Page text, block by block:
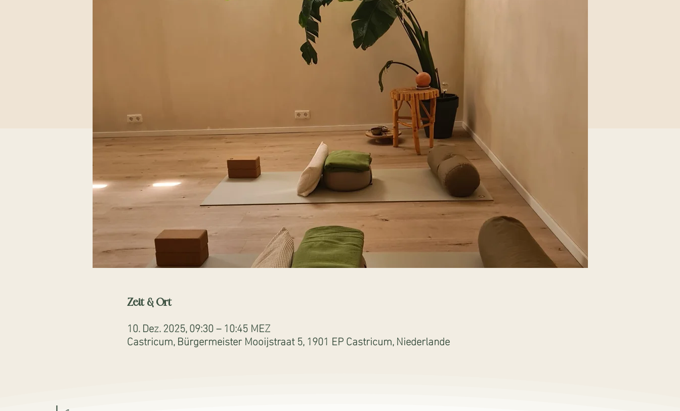
Zeit & Ort
10. Dez. 2025, 09:30 – 10:45 MEZ
Castricum, Bürgermeister Mooijstraat 5, 1901 EP Castricum, Niederlande